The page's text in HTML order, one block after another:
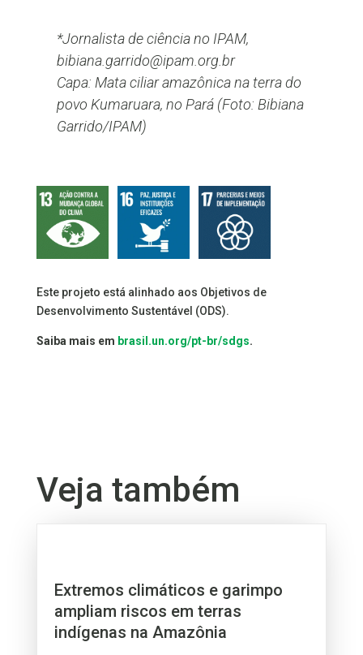
*Jornalista de ciência no IPAM,
bibiana.garrido@ipam.org.br
Capa: Mata ciliar amazônica na terra do
povo Kumaruara, no Pará (Foto: Bibiana
Garrido/IPAM)
Este projeto está alinhado aos Objetivos de
Desenvolvimento Sustentável (ODS).
Saiba mais em brasil.un.org/pt-br/sdgs.
Veja também
Extremos climáticos e garimpo
ampliam riscos em terras
indígenas na Amazônia